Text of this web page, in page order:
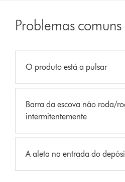
Problemas comuns
O produto está a pulsar
Barra da escova não roda/
intermitentemente
A aleta na entrada do